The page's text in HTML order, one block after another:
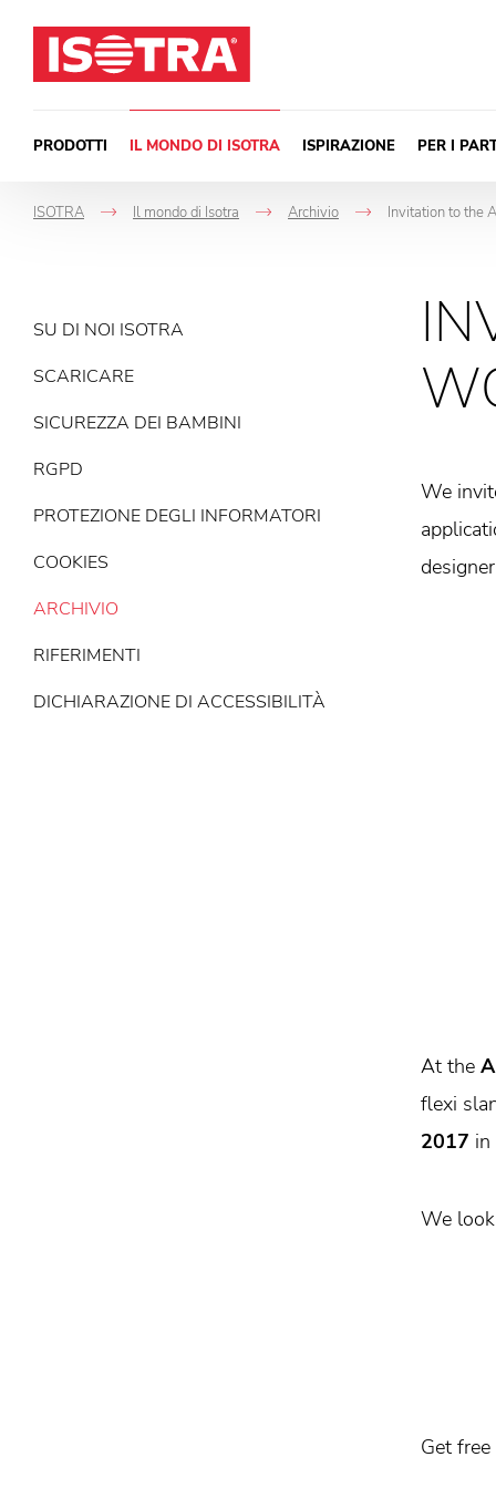
PRODOTTI IL MONDO DI ISOTRA ISPIRAZIONE PER I
ISOTRA
->
Il mondo di Isotra
->
Archivio Invitation to the
SU DI NOI ISOTRA
SCARICARE
SICUREZZA DEI BAMBINI
RGPD
PROTEZIONE DEGLI INFORMATORI
COOKIES
ARCHIVIO
RIFERIMENTI
DICHIARAZIONE DI ACCESSIBILITÀ
We
At the
flexi
2017
We
Get